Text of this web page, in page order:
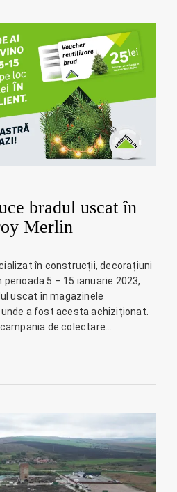
bradul uscat în
Merlin
în construcții, decorațiuni
5 – 15 ianuarie 2023,
uscat în magazinele
a fost acesta achiziționat.
de colectare…